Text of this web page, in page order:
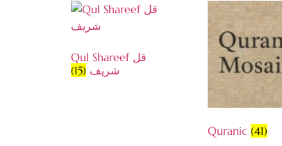
Qul Shareef قل
شریف (15)
Quranic(41)